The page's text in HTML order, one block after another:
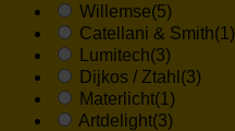
Willemse(5)
Catellani & Smith(1)
Lumitech(3)
Dijkos / Ztahl (3)
Materlicht(1)
Artdelight(3)